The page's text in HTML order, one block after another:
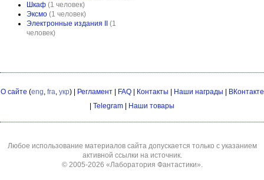
Шкаф (1 человек)
Эксмо (1 человек)
Электронные издания II
(1
человек)
О сайте (eng, fra, укр) | Регламент| FAQ| Контакты Наши награды
ВКонтакте
Telegram Наши товары
Любое использование материалов сайта допускается только с указанием
активной ссылки на источник.
© 2005-2026 «Лаборатория Фантастики».